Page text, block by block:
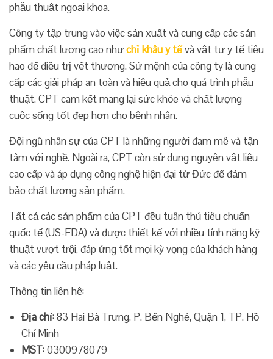
phẫu thuật ngoại khoa.
Công ty tập trung vào việc sản xuất và cung cấp các sản
phẩm chất lượng cao nhưchỉ khâu y tếvà vật tư y tế tiêu
hao để điều trị vết thương. Sứ mệnh của công ty là cung
cấp các giải pháp an toàn và hiệu quả cho quá trình phẫu
thuật. CPT cam kết mang lại sức khỏe và chất lượng
cuộc sống tốt đẹp hơn cho bệnh nhân.
Đội ngũ nhân sự của CPT là những người đam mê và tận
tâm với nghề. Ngoài ra, CPT còn sử dụng nguyên vật liệu
cao cấp và áp dụng công nghệ hiện đại từ Đức để đảm
bảo chất lượng sản phẩm.
Tất cả các sản phẩm của CPT đều tuân thủ tiêu chuẩn
quốc tế (US-FDA) và được thiết kế với nhiều tính năng kỹ
thuật vượt trội, đáp ứng tốt mọi kỳ vọng của khách hàng
và các yêu cầu pháp luật.
Thông tin liên hệ:
Địa chỉ:83 Hai Bà Trưng, P. Bến Nghé, Quận 1, TP. Hồ
Chí Minh
MST:0300978079